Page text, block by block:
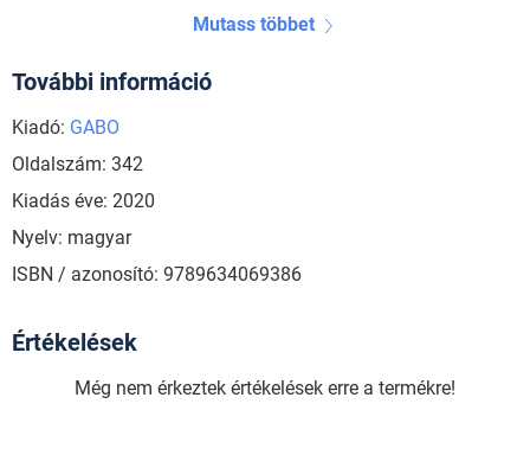
Mutass többet
További információ
Kiadó: GABO
Oldalszám: 342
Kiadás éve: 2020
Nyelv: magyar
ISBN / azonosító: 9789634069386
Értékelések
Még nem érkeztek értékelések erre a termékre!